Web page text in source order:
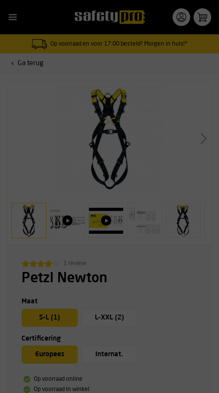
Op voorraad en voor 17:00 besteld? Morgen in huis!*
Ga terug
1 review
Petzl Newton
Maat
S-L (1) L-XXL (2)
Certificering
Europees Internat.
Op voorraad online
Op voorraad in winkel